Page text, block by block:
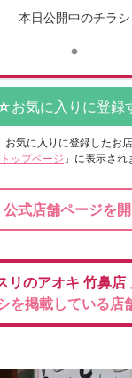
本日公開中のチラシ
お気に入りに登録したお
トップページ 」に表示され
公式店舗ページを開
リのアオキ 竹鼻店
を掲載している店